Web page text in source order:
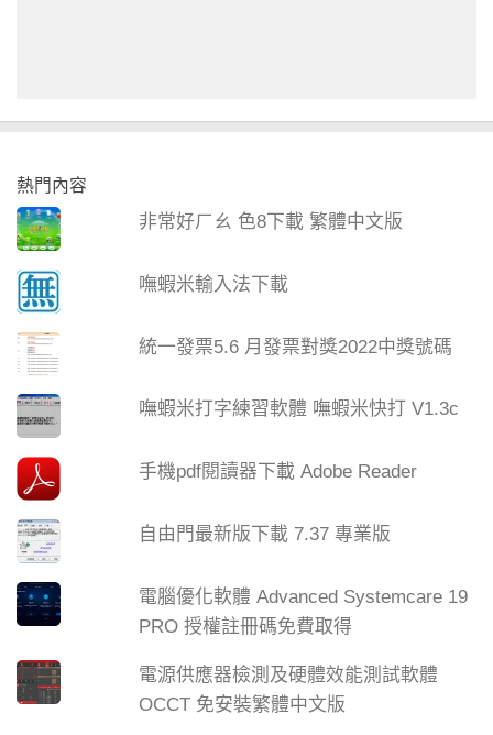
熱門內容
非常好ㄏㄠ 色8下載 繁體中文版
嘸蝦米輸入法下載
統一發票5.6 月發票對獎2022中獎號碼
嘸蝦米打字練習軟體 嘸蝦米快打 V1.3c
手機pdf閱讀器下載 Adobe Reader
自由門最新版下載 7.37 專業版
電腦優化軟體 Advanced Systemcare 19
PRO 授權註冊碼免費取得
電源供應器檢測及硬體效能測試軟體
OCCT 免安裝繁體中文版